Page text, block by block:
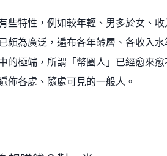
些特性，例如較年輕、男多於女、收
頗為廣泛，遍布各年齡層、各收入水
的極端，所謂「幣圈人」已經愈來愈
佈各處、隨處可見的一般人。